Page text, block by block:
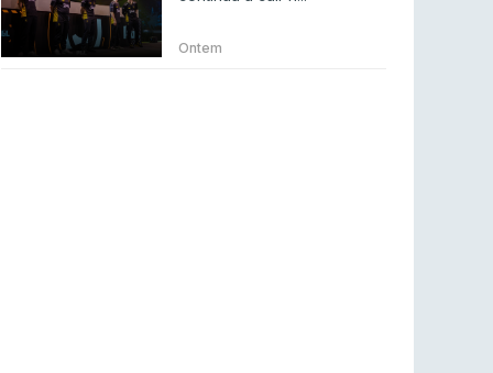
Betclic renova parceria com a RTP Arena para
a época 2026/27
Ontem